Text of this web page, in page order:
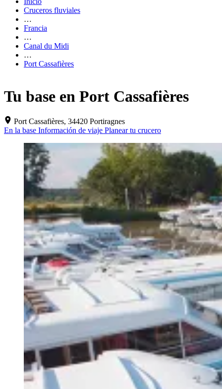
Cruceros fluviales
…
Francia
…
Canal du Midi
…
Port Cassafières
Tu base en Port Cassafières
Port Cassafières, 34420 Portiragnes
En la base Información de viaje Planear tu crucero